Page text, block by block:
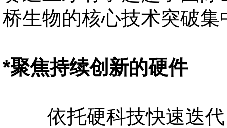
桥生物的核心技术突破
*聚焦持续创新的硬件
依托硬科技快速迭代